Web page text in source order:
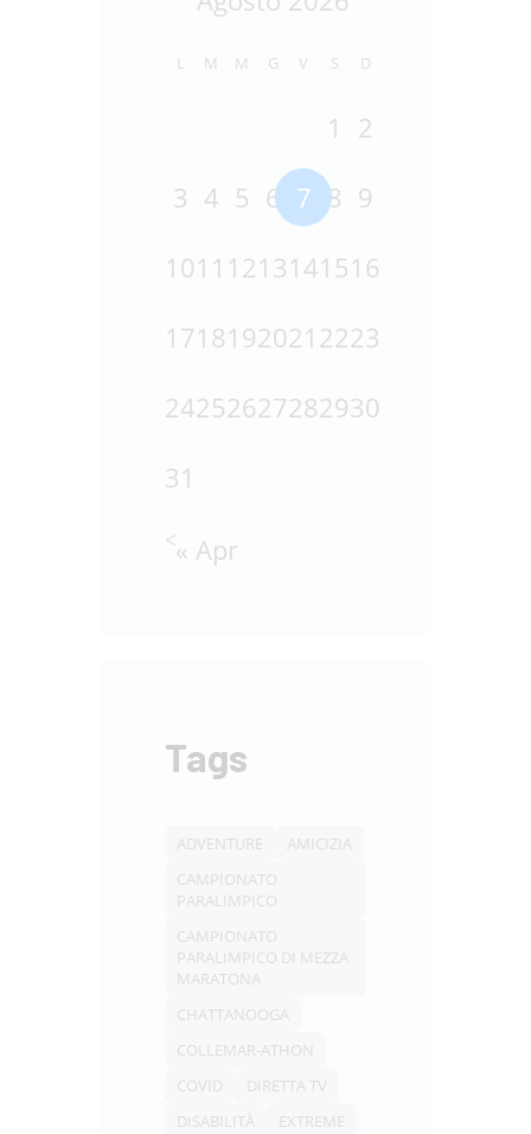
L M M G V S D
1
2
3 4 5 6 7 8 9
1011 1213141516
1718192021 2223
24252627282930
31
« Apr
Tags
ADVENTURE
AMICIZIA
CAMPIONATO
PARALIMPICO
CAMPIONATO
PARALIMPICO DI MEZZA
MARATONA
CHATTANOOGA
COLLEMAR-ATHON
COVID
DIRETTA TV
DISABILITÀ
EXTREME